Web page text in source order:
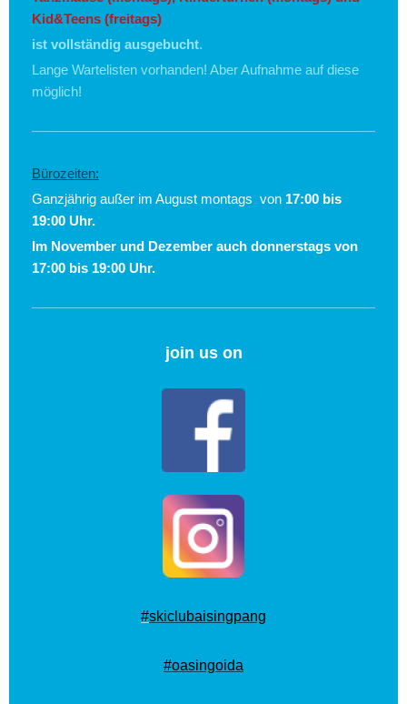
Kid&Teens (freitags)
ist vollständig ausgebucht.
Lange Wartelisten vorhanden! Aber Aufnahme auf diese
möglich!
Bürozeiten:
Ganzjährig außer im August montags von 17:00 bis
19:00 Uhr.
Im November und Dezember auch donnerstags von
17:00 bis 19:00 Uhr.
join us on
#skiclubaisingpang
#oasingoida